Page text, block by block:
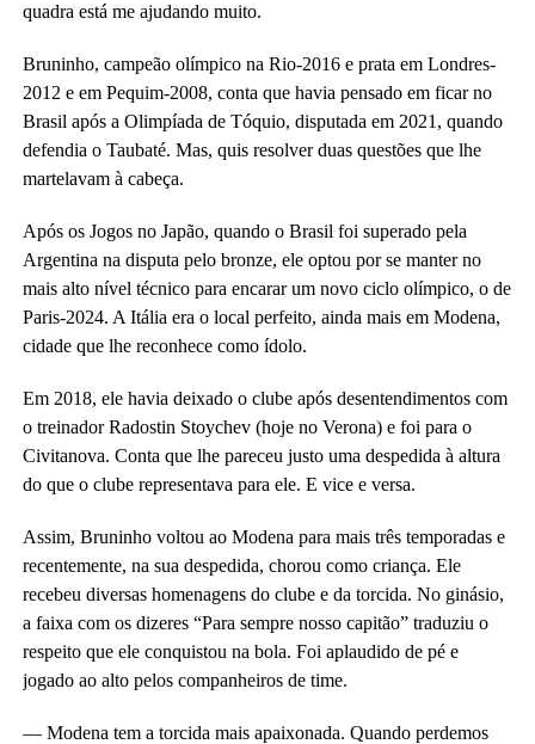
quadra está me ajudando muito.
Bruninho, campeão olímpico na Rio-2016 e prata em Londres-
2012 e em Pequim-2008, conta que havia pensado em ficar no
Brasil após a Olimpíada de Tóquio, disputada em 2021, quando
defendia o Taubaté. Mas, quis resolver duas questões que lhe
martelavam à cabeça.
Após os Jogos no Japão, quando o Brasil foi superado pela
Argentina na disputa pelo bronze, ele optou por se manter no
mais alto nível técnico para encarar um novo ciclo olímpico, o de
Paris-2024. A Itália era o local perfeito, ainda mais em Modena,
cidade que lhe reconhece como ídolo.
Em 2018, ele havia deixado o clube após desentendimentos com
o treinador Radostin Stoychev (hoje no Verona) e foi para o
Civitanova. Conta que lhe pareceu justo uma despedida à altura
do que o clube representava para ele. E vice e versa.
Assim, Bruninho voltou ao Modena para mais três temporadas e
recentemente, na sua despedida, chorou como criança. Ele
recebeu diversas homenagens do clube e da torcida. No ginásio,
a faixa com os dizeres “Para sempre nosso capitão” traduziu o
respeito que ele conquistou na bola. Foi aplaudido de pé e
jogado ao alto pelos companheiros de time.
— Modena tem a torcida mais apaixonada. Quando perdemos